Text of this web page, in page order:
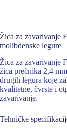
Žica za zavarivanje
molibdenske legure
Žica za zavarivanje
žica prečnika 2,4
drugih legura koje
kvalitetne, čvrste i
zavarivanje.
Tehničke